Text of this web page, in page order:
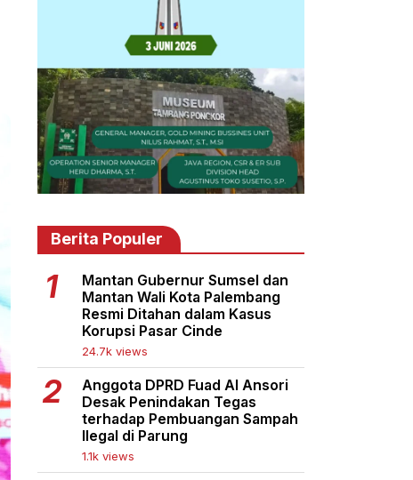
Berita Populer
Mantan Gubernur Sumsel dan
Mantan Wali Kota Palembang
Resmi Ditahan dalam Kasus
Korupsi Pasar Cinde
24.7k views
Anggota DPRD Fuad Al Ansori
Desak Penindakan Tegas
terhadap Pembuangan Sampah
Ilegal di Parung
1.1k views